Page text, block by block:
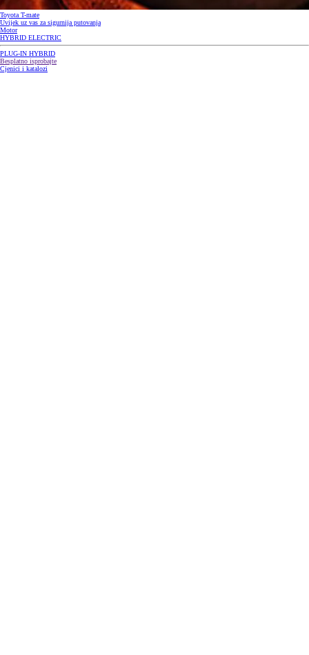
Toyota T-mate
Uvijek uz vas za sigurnija putovanja
Motor
HYBRID ELECTRIC
PLUG-IN HYBRID
Besplatno isprobajte
Cjenici i katalozi